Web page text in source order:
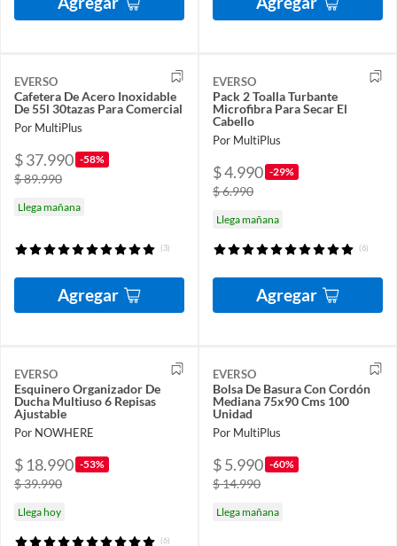
EVERSO
Cafetera De Acero Inoxidable
De 55l 30tazas Para Comercial
Por MultiPlus
$ 37.990 -58%
$ 89.990
Llega mañana
(3)
Agregar
EVERSO
Pack 2 Toalla Turbante
Microfibra Para Secar El
Cabello
Por MultiPlus
$ 4.990 -29%
$ 6.990
Llega mañana
(6)
Agregar
EVERSO
Esquinero Organizador De
Ducha Multiuso 6 Repisas
Ajustable
Por NOWHERE
$ 18.990 -53%
$ 39.990
Llega hoy
(6)
EVERSO
Bolsa De Basura Con Cordón
Mediana 75x90 Cms 100
Unidad
Por MultiPlus
$ 5.990 -60%
$ 14.990
Llega mañana